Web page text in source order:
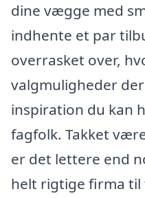
dine vægge med
indhente et par
overrasket over,
valgmuligheder
inspiration du kan
fagfolk. Takket
er det lettere end
helt rigtige firma